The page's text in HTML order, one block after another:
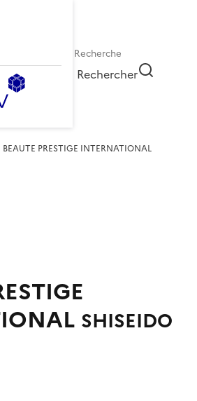
Rechercher
BEAUTE PRESTIGE INTERNATIONAL
SHISEIDO